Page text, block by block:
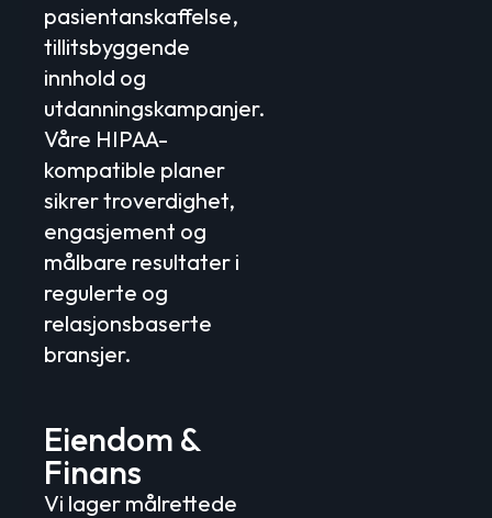
pasientanskaffelse,
tillitsbyggende
innhold og
utdanningskampanjer.
Våre HIPAA-
kompatible planer
sikrer troverdighet,
engasjement og
målbare resultater i
regulerte og
relasjonsbaserte
bransjer.
Eiendom &
Finans
Vi lager målrettede